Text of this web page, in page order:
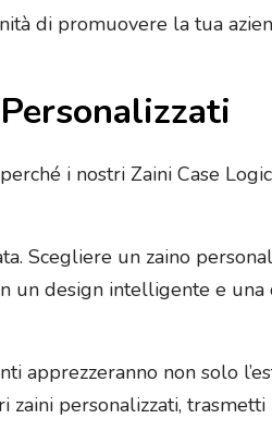
di promuovere la tua
i nostri Zaini Case Logic
Scegliere un zaino
un design intelligente e una
apprezzeranno non solo
zaini personalizzati, trasmetti